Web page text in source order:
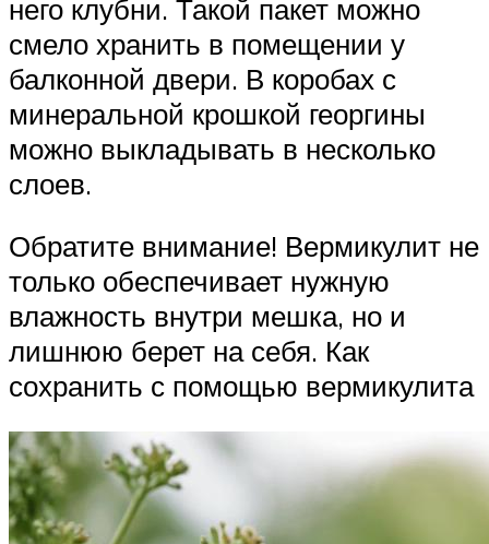
него клубни. Такой пакет можно
смело хранить в помещении у
балконной двери. В коробах с
минеральной крошкой георгины
можно выкладывать в несколько
слоев.
Обратите внимание! Вермикулит не
только обеспечивает нужную
влажность внутри мешка, но и
лишнюю берет на себя. Как
сохранить с помощью вермикулита